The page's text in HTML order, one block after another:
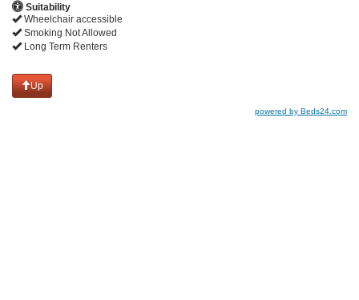
Suitability
Wheelchair accessible
Smoking Not Allowed
Long Term Renters
Up
powered by Beds24.com